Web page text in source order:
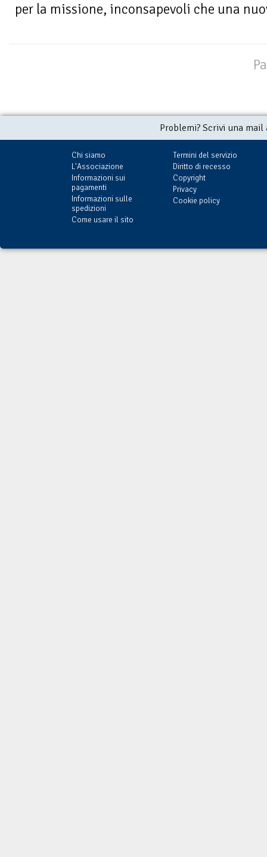
per la missione, inconsapevoli che una
Problemi? Scrivi una
Chi siamo
L'Associazione
Informazioni sui
pagamenti
Informazioni sulle
spedizioni
Come usare il sito
Termini del servizio
Diritto di recesso
Copyright
Privacy
Cookie policy